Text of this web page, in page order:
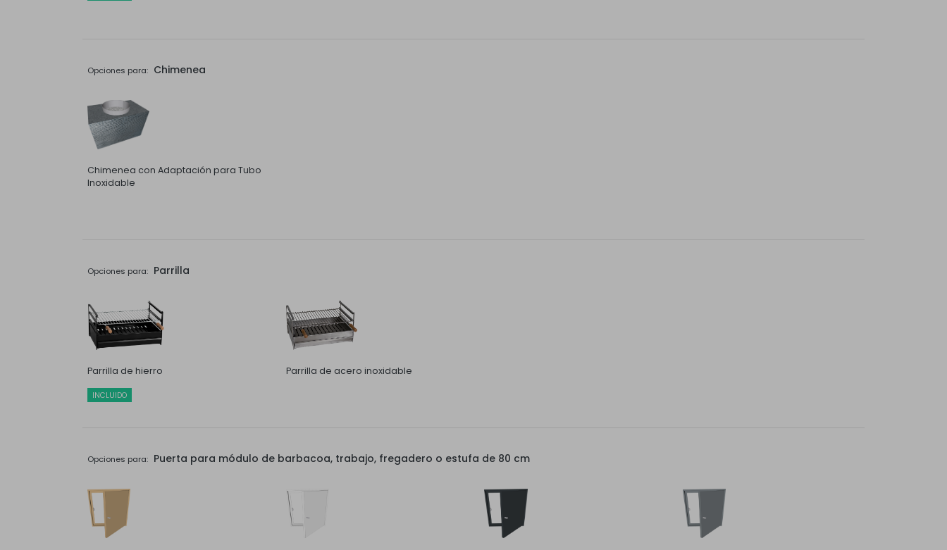
Opciones para: Chimenea
Chimenea con Adaptación para Tubo
Inoxidable
Opciones para: Parrilla
Parrilla de hierro
INCLUIDO
Parrilla de acero inoxidable
Opciones para: Puerta para módulo de barbacoa, trabajo, fregadero o estufa de 80 cm